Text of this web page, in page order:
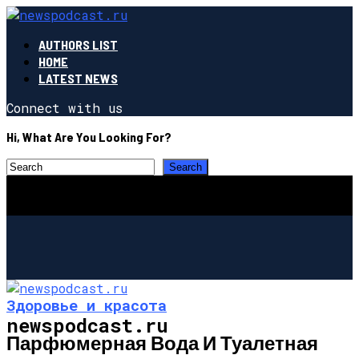
AUTHORS LIST
HOME
LATEST NEWS
Connect with us
Hi, What Are You Looking For?
newspodcast.ru
Здоровье и красота
Парфюмерная Вода И Туалетная